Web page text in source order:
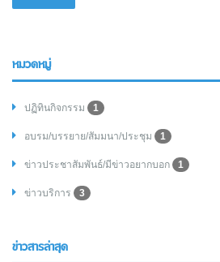
หมวดหมู่
ปฏิทินกิจกรรม 1
อบรม/บรรยาย/สัมมนา/ประชุม 1
ข่าวประชาสัมพันธ์/มีข่าวอยากบอก 1
ข่าวบริการ 3
ข่าวสารล่าสุด